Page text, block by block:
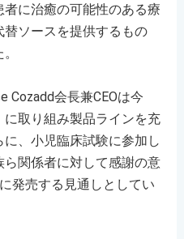
者に治癒の可能性のある療
ソースを提供するもの
Cozadd会長兼CEOは今
取り組み製品ラインを充
、小児臨床試験に参加し
関係者に対して感謝の意
発売する見通しとしてい